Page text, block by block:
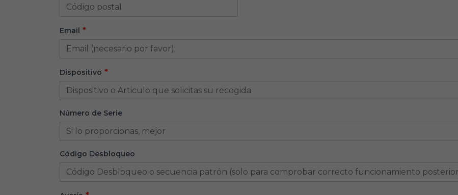
Email
Dispositivo
Número de Serie
Código Desbloqueo